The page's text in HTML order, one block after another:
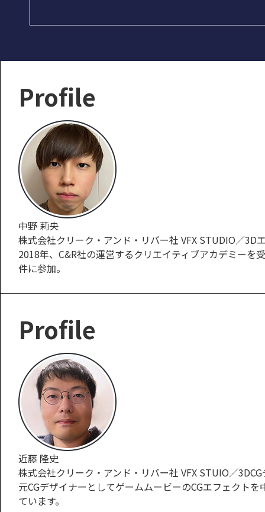
Profile
中野 莉央
株式会社クリーク・アンド・リバー社 VFX STUDIO／3D
2018年、C&R社の運営するクリエイティブアカデミー
件に参加。
Profile
近藤 隆史
株式会社クリーク・アンド・リバー社 VFX STUIO／
元CGデザイナーとしてゲームムービーのCGエフェクト
ています。